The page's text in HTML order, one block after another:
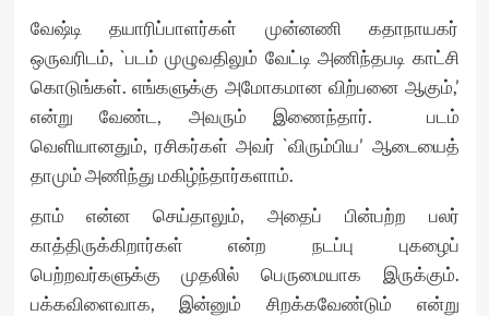
வேஷ்டி தயாரிப்பாளர்கள் முன்னணி கதாநாயகர்
ஒருவரிடம், `படம் முழுவதிலும் வேட்டி அணிந்தபடி காட்சி
கொடுங்கள். எங்களுக்கு அமோகமான விற்பனை ஆகும்,’
என்று வேண்ட, அவரும் இணைந்தார். படம்
வெளியானதும், ரசிகர்கள் அவர் `விரும்பிய’ ஆடையைத்
தாமும் அணிந்து மகிழ்ந்தார்களாம்.
தாம் என்ன செய்தாலும், அதைப் பின்பற்ற பலர்
காத்திருக்கிறார்கள் என்ற நடப்பு புகழைப்
பெற்றவர்களுக்கு முதலில் பெருமையாக இருக்கும்.
பக்கவிளைவாக, இன்னும் சிறக்கவேண்டும் என்று